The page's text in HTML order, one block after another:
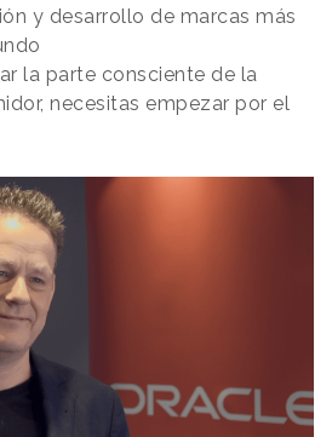
y desarrollo de marcas más
la parte consciente de la
necesitas empezar por el